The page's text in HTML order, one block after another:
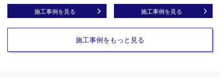
施工事例を見る
施工事例を見る
施工事例をもっと見る